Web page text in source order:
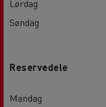
Lørdag
Søndag
Reservedele
Mandag